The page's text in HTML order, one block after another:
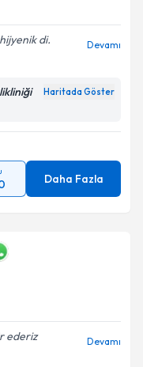
di.
Devamı
Haritada Göster
Daha Fazla
ederiz
Devamı